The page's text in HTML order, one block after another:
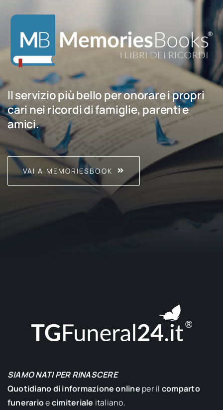
Il servizio più bello per onorare i propri
cari nei ricordi di famiglie, parenti e
amici.
VAI A MEMORIESBOOK
SIAMO NATI PER RINASCERE
Quotidiano di informazione online per il comparto
funerarioecimiteriale italiano.